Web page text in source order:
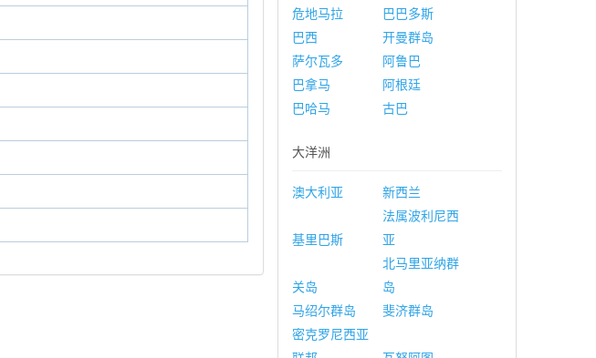
危地马拉
巴巴多斯
巴西
开曼群岛
萨尔瓦多
阿鲁巴
巴拿马
阿根廷
巴哈马
古巴
大洋洲
澳大利亚 新西兰
基里巴斯
法属波利尼西
亚
关岛
北马里亚纳群
岛
马绍尔群岛
斐济群岛
密克罗尼西亚